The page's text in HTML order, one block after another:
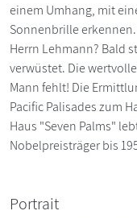
einem Umhang, mit
Sonnenbrille
Herrn Lehmann? Bald
verwüstet. Die
Mann fehlt! Die
Pacific Palisades zum
Haus "Seven Palms"
Nobelpreisträger bis
Portrait